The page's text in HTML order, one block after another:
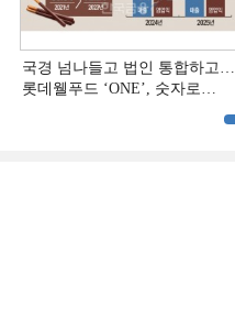
국경 넘나들고 법인 통합하고…
롯데웰푸드 ‘ONE’, 숫자로